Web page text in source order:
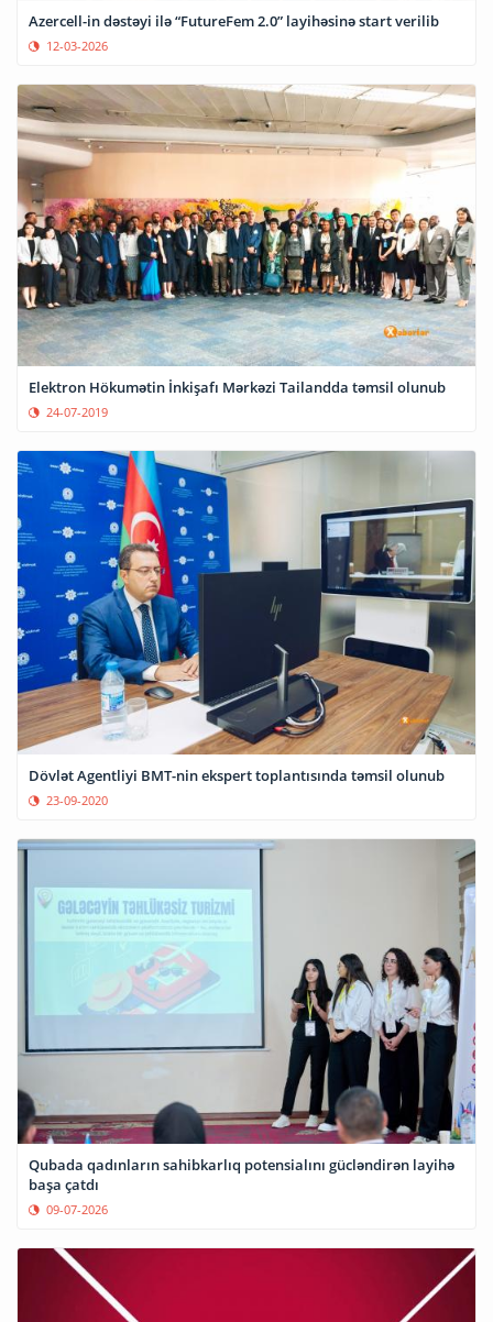
Azercell-in dəstəyi ilə “FutureFem 2.0” layihəsinə start verilib
12-03-2026
Elektron Hökumətin İnkişafı Mərkəzi Tailandda təmsil olunub
24-07-2019
Dövlət Agentliyi BMT-nin ekspert toplantısında təmsil olunub
23-09-2020
Qubada qadınların sahibkarlıq potensialını gücləndirən layihə
başa çatdı
09-07-2026